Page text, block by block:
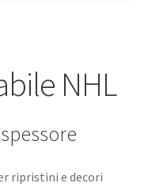
NHL
ripristini e decori